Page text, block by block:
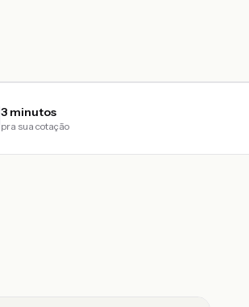
3 minutos
pra sua cotação